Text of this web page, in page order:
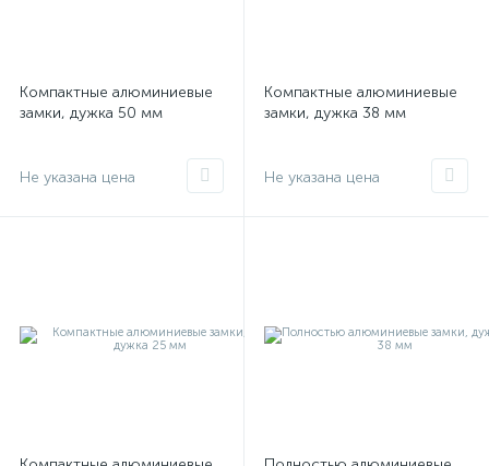
Компактные алюминиевые
замки, дужка 50 мм
Не указана цена
Компактные алюминиевые
замки, дужка 38 мм
Не указана цена